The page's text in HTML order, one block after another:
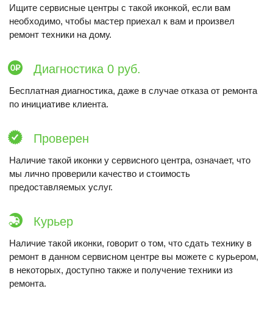
Ищите сервисные центры с такой иконкой, если вам
необходимо, чтобы мастер приехал к вам и произвел
ремонт техники на дому.
Диагностика 0 руб.
Бесплатная диагностика, даже в случае отказа от ремонта
по инициативе клиента.
Проверен
Наличие такой иконки у сервисного центра, означает, что
мы лично проверили качество и стоимость
предоставляемых услуг.
Курьер
Наличие такой иконки, говорит о том, что сдать технику в
ремонт в данном сервисном центре вы можете с курьером,
в некоторых, доступно также и получение техники из
ремонта.